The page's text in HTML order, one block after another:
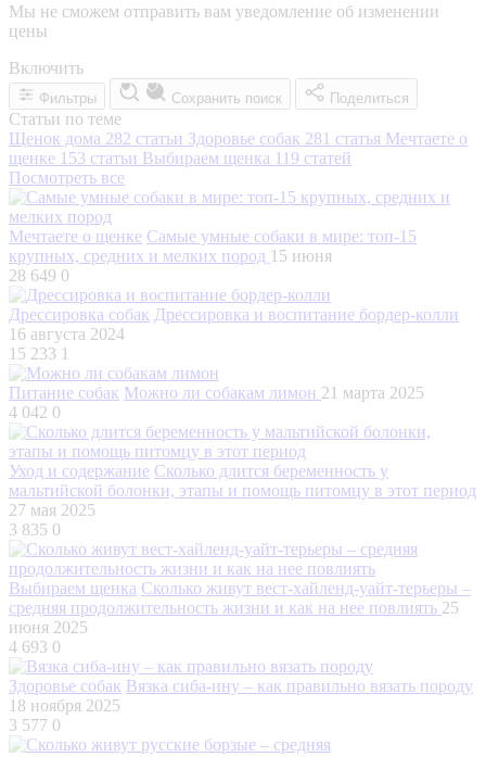
Мы не сможем отправить вам уведомление об изменении
цены
Включить
Фильтры Сохранить поиск Поделиться
Статьи по теме
Щенок дома 282 статьи Здоровье собак 281 статья Мечтаете о
щенке 153 статьи Выбираем щенка 119 статей
Посмотреть все
Мечтаете о щенке Самые умные собаки в мире: топ-15
крупных, средних и мелких пород 15 июня
28 649 0
Дрессировка собак Дрессировка и воспитание бордер-колли
16 августа 2024
15 233 1
Питание собак Можно ли собакам лимон 21 марта 2025
4 042 0
Уход и содержание Сколько длится беременность у
мальтийской болонки, этапы и помощь питомцу в этот период
27 мая 2025
3 835 0
Выбираем щенка Сколько живут вест-хайленд-уайт-терьеры –
средняя продолжительность жизни и как на нее повлиять 25
июня 2025
4 693 0
Здоровье собак Вязка сиба-ину – как правильно вязать породу
18 ноября 2025
3 577 0